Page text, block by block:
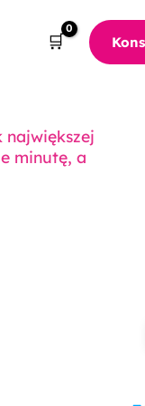
największej
minutę, a